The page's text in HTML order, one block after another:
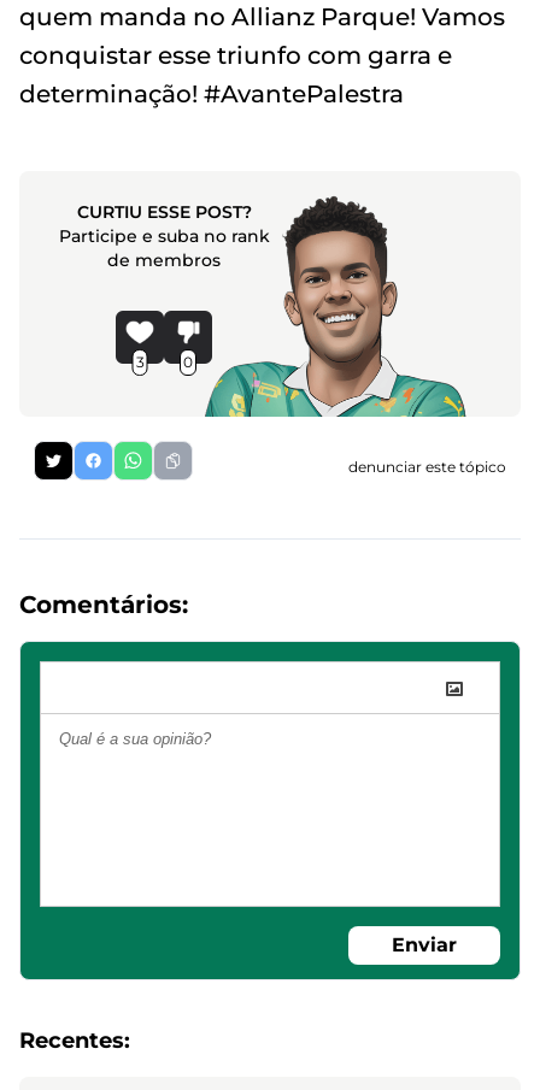
quem manda no Allianz Parque! Vamos
conquistar esse triunfo com garra e
determinação! #AvantePalestra
CURTIU ESSE POST?
Participe e suba no rank
de membros
3 0
denunciar este tópico
Comentários:
Enviar
Recentes: